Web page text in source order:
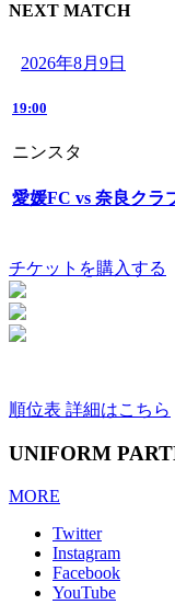
NEXT MATCH
2026年8月9日
19:00
ニンスタ
愛媛FC vs 奈良クラ
チケットを購入する
順位表 詳細はこちら
UNIFORM
MORE
Twitter
Instagram
Facebook
YouTube